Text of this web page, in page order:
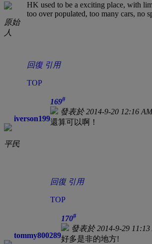
原始
人
HK used to be a exciting place, with
too over populated, too many cars, no
回復 引用
TOP
iverson199
平民
169#
發表於 2014-9-20 12:16 AM
還算可以啊！
回復 引用
TOP
tommy800289
170#
發表於 2014-9-29 11:13
好多是非的地方!